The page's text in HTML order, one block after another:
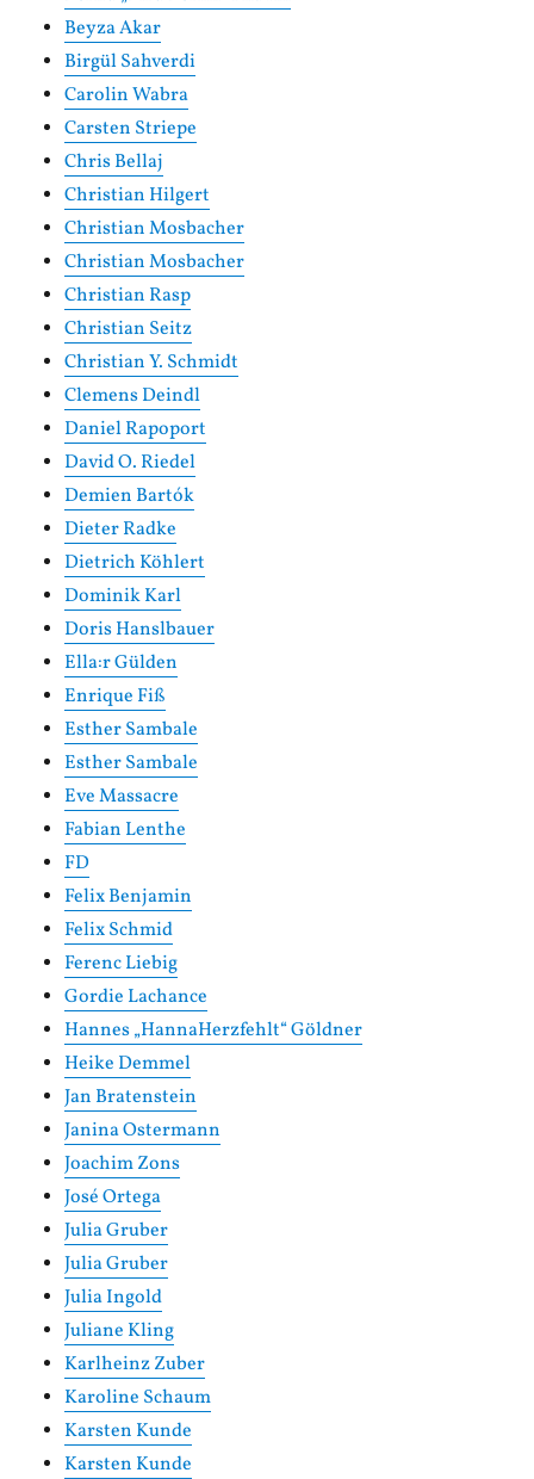
Beyza Akar
Birgül Sahverdi
Carolin Wabra
Carsten Striepe
Chris Bellaj
Christian Hilgert
Christian Mosbacher
Christian Mosbacher
Christian Rasp
Christian Seitz
Christian Y. Schmidt
Clemens Deindl
Daniel Rapoport
David O. Riedel
Demien Bartók
Dieter Radke
Dietrich Köhlert
Dominik Karl
Doris Hanslbauer
Ella:r Gülden
Enrique Fiß
Esther Sambale
Esther Sambale
Eve Massacre
Fabian Lenthe
FD
Felix Benjamin
Felix Schmid
Ferenc Liebig
Gordie Lachance
Hannes „HannaHerzfehlt“ Göldner
Heike Demmel
Jan Bratenstein
Janina Ostermann
Joachim Zons
José Ortega
Julia Gruber
Julia Gruber
Julia Ingold
Juliane Kling
Karlheinz Zuber
Karoline Schaum
Karsten Kunde
Karsten Kunde